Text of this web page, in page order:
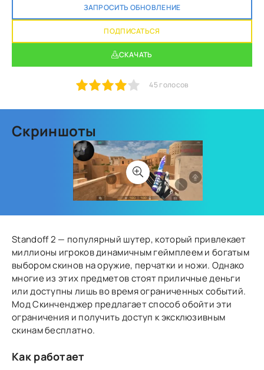
СКАЧАТЬ
ЗАПРОСИТЬ ОБНОВЛЕНИЕ
ПОДПИСАТЬСЯ
45голосов
Скриншоты
Standoff 2 — популярный шутер, который привлекает
миллионы игроков динамичным геймплеем и богатым
выбором скинов на оружие, перчатки и ножи. Однако
многие из этих предметов стоят приличные деньги
или доступны лишь во время ограниченных событий.
МодСкинченджер предлагает способ обойти эти
ограничения и получить доступ к эксклюзивным
скинам бесплатно.
Как работает